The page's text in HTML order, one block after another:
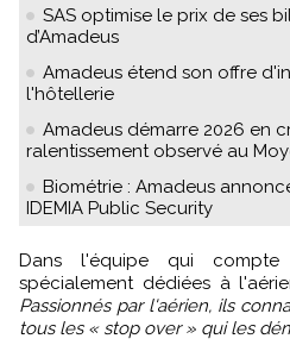
SAS optimise le prix de ses
d’Amadeus
Amadeus étend son offre
l'hôtellerie
Amadeus démarre 2026 en
ralentissement observé au
Biométrie : Amadeus
IDEMIA Public Security
Dans l'équipe qui compte 22 personnes, 4 sont
spécialement dédiées à
Passionnés par l'aérien, ils
tous les « stop over » qui les